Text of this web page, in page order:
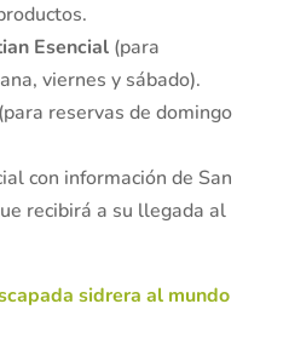
Esencial (para
viernes y sábado).
(para reservas de domingo
con información de San
recibirá a su llegada al
sidrera al mundo